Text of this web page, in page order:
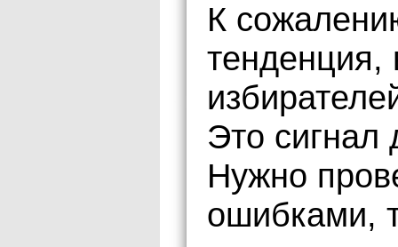
К
тенденция,
Это сигнал
Нужно
ошибками,